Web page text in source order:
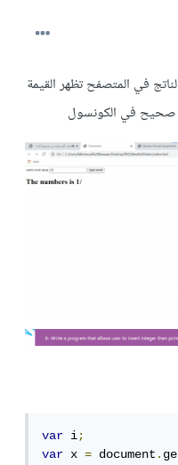
في المتصفح تظهر القيمة
صحيح في الكونسول
var i;
var x = document.